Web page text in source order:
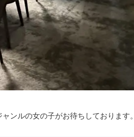
ンルの女の子がお待ちしております。